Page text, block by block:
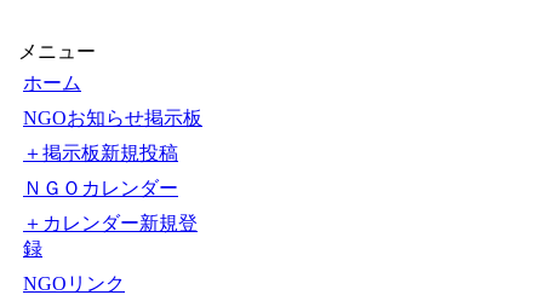
メニュー
ホーム
NGOお知らせ掲示板
＋掲示板新規投稿
ＮＧＯカレンダー
＋カレンダー新規登
録
NGOリンク